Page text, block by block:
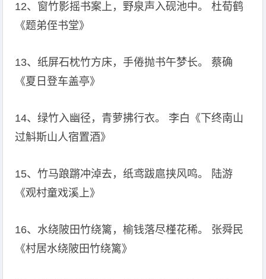
12、窗竹影摇书案上，野泉声入砚池中。 杜荀鹤
《题弟侄书堂》
13、纸屏石枕竹方床，手倦抛书午梦长。 蔡确
《夏日登车盖亭》
14、绿竹入幽径，青萝拂行衣。 李白《下终南山
过斛斯山人宿置酒》
15、竹马踉蹡冲淖去，纸鸢跋扈挟风鸣。 陆游
《观村童戏溪上》
16、水绕陂田竹绕篱，榆钱落尽槿花稀。 张舜民
《村居水绕陂田竹绕篱》